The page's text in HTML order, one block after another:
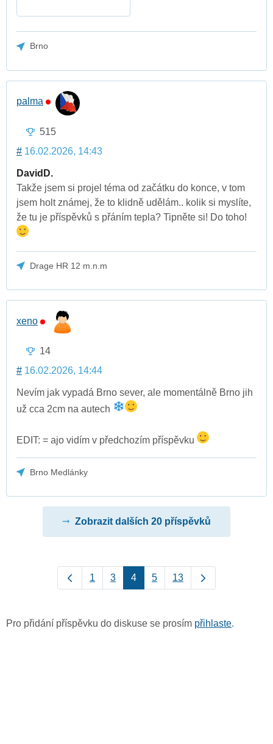
Brno
palma
515
# 16.02.2026, 14:43
DavidD.
Takže jsem si projel téma od začátku do konce, v tom
jsem holt známej, že to klidně udělám.. kolik si myslíte,
že tu je příspěvků s přáním tepla? Tipněte si! Do toho!
Drage HR 12 m.n.m
xeno
14
# 16.02.2026, 14:44
Nevím jak vypadá Brno sever, ale momentálně Brno jih
už cca 2cm na autech
EDIT: = ajo vidím v předchozím příspěvku
Brno Medlánky
Zobrazit dalších 20 příspěvků
1 3 4 5 13
Pro přidání příspěvku do diskuse se prosím přihlaste.